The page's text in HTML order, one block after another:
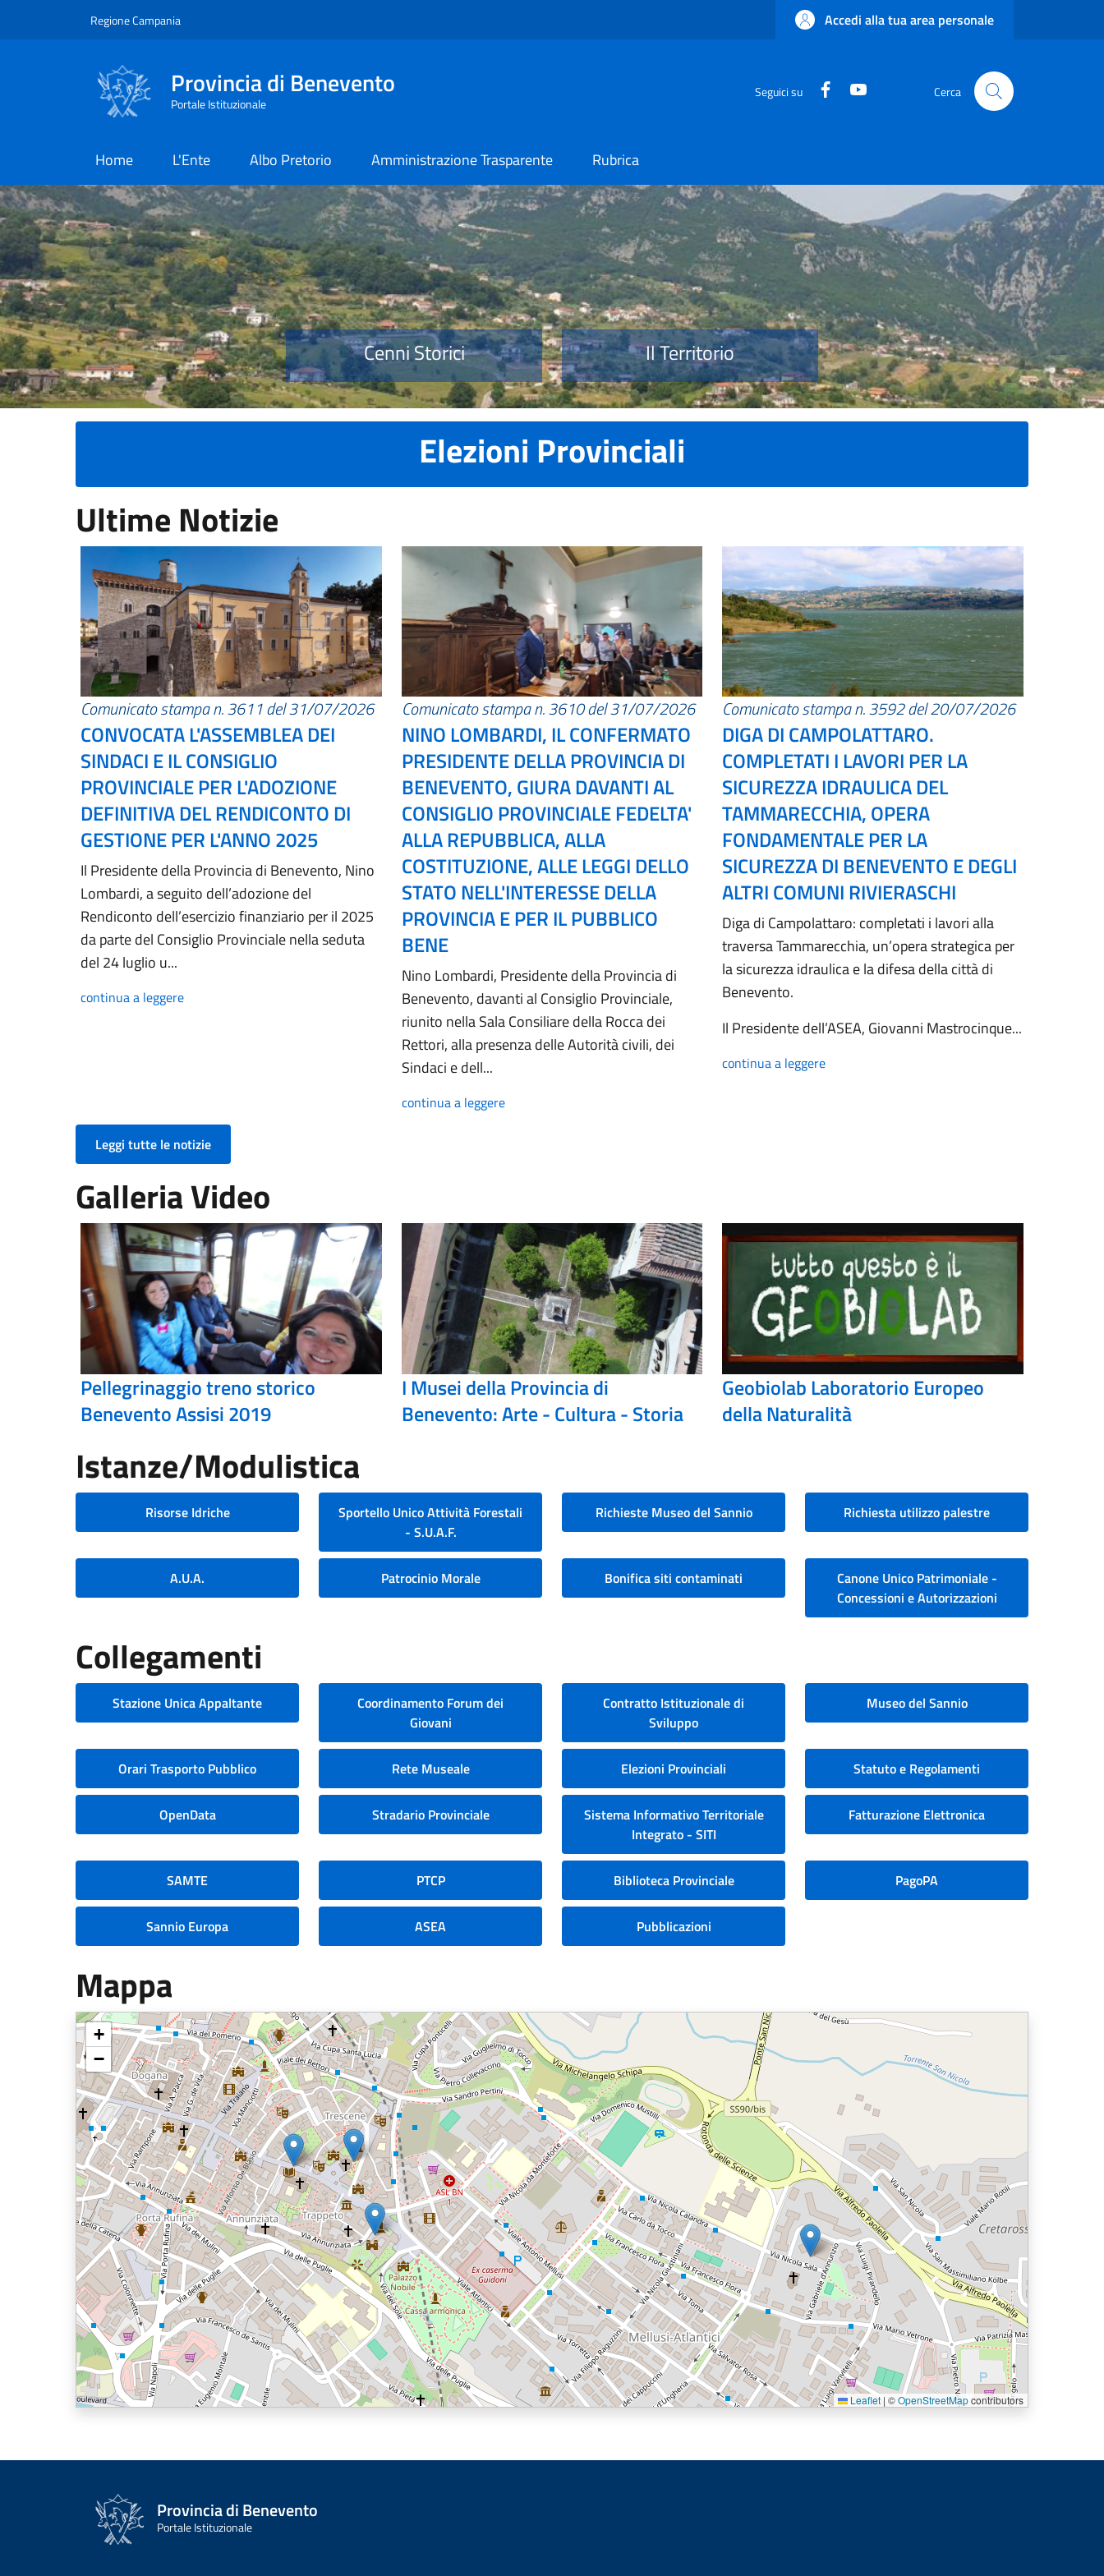
Regione Campania Accedi alla tua area personale
Provincia di Benevento
Portale Istituzionale
Seguici su Facebook Cerca
Home L'Ente Albo Pretorio Amministrazione Trasparente Rubrica
Provincia di Benevento
Cenni Storici Il Territorio
Elezioni Provinciali
Ultime Notizie
Comunicato stampa n. 3611 del 31/07/2026
CONVOCATA L'ASSEMBLEA DEI
SINDACI E IL CONSIGLIO
PROVINCIALE PER L'ADOZIONE
DEFINITIVA DEL RENDICONTO DI
GESTIONE PER L'ANNO 2025
Il Presidente della Provincia di Benevento, Nino
Lombardi, a seguito dell’adozione del
Rendiconto dell’esercizio finanziario per il 2025
da parte del Consiglio Provinciale nella seduta
del 24 luglio u...
continua a leggere
Comunicato stampa n. 3610 del 31/07/2026
NINO LOMBARDI, IL CONFERMATO
PRESIDENTE DELLA PROVINCIA DI
BENEVENTO, GIURA DAVANTI AL
CONSIGLIO PROVINCIALE FEDELTA'
ALLA REPUBBLICA, ALLA
COSTITUZIONE, ALLE LEGGI DELLO
STATO NELL'INTERESSE DELLA
PROVINCIA E PER IL PUBBLICO
BENE
Nino Lombardi, Presidente della Provincia di
Benevento, davanti al Consiglio Provinciale,
riunito nella Sala Consiliare della Rocca dei
Rettori, alla presenza delle Autorità civili, dei
Sindaci e dell...
continua a leggere
Comunicato stampa n. 3592 del 20/07/2026
DIGA DI CAMPOLATTARO.
COMPLETATI I LAVORI PER LA
SICUREZZA IDRAULICA DEL
TAMMARECCHIA, OPERA
FONDAMENTALE PER LA
SICUREZZA DI BENEVENTO E DEGLI
ALTRI COMUNI RIVIERASCHI
Diga di Campolattaro: completati i lavori alla
traversa Tammarecchia, un’opera strategica per
la sicurezza idraulica e la difesa della città di
Benevento.
Il Presidente dell’ASEA, Giovanni Mastrocinque...
continua a leggere
Leggi tutte le notizie
Galleria Video
Pellegrinaggio treno storico
Benevento Assisi 2019
I Musei della Provincia di
Benevento: Arte - Cultura - Storia
Geobiolab Laboratorio Europeo
della Naturalità
Istanze/Modulistica
Risorse Idriche
Sportello Unico Attività Forestali
- S.U.A.F.
Richieste Museo del Sannio Richiesta utilizzo palestre
A.U.A. Patrocinio Morale Bonifica siti contaminati
Canone Unico Patrimoniale -
Concessioni e Autorizzazioni
Collegamenti
Stazione Unica Appaltante
Coordinamento Forum dei
Giovani
Contratto Istituzionale di
Sviluppo
Museo del Sannio
Orari Trasporto Pubblico Rete Museale Elezioni Provinciali Statuto e Regolamenti
OpenData Stradario Provinciale
Sistema Informativo Territoriale
Integrato - SITI
Fatturazione Elettronica
SAMTE PTCP Biblioteca Provinciale PagoPA
Sannio Europa ASEA Pubblicazioni
Mappa
+
−
Leaflet | ©OpenStreetMapcontributors
Provincia di Benevento
Portale Istituzionale